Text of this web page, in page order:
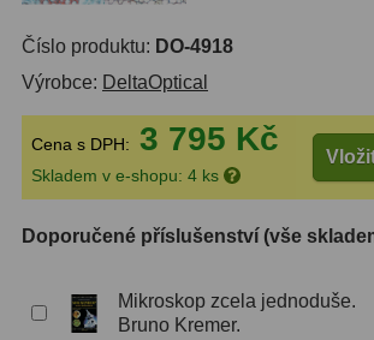
ZOOM12
ED a Flat Field
Doplňky
Číslo produktu: DO-4918
Výrobce: DeltaOptical
Cena s DPH: 3 795 Kč
Skladem v e-shopu: 4 ks
Doporučené příslušenství (vše
Mikroskop zcela jednoduše.
Bruno Kremer.